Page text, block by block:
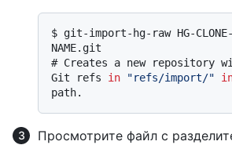
$ git-import-hg-raw HG-CLONE-
NAME.git
# Creates a new repository
Git refs in "refs/import/"
path.
Просмотрите файл с